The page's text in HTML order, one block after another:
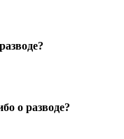
о разводе?